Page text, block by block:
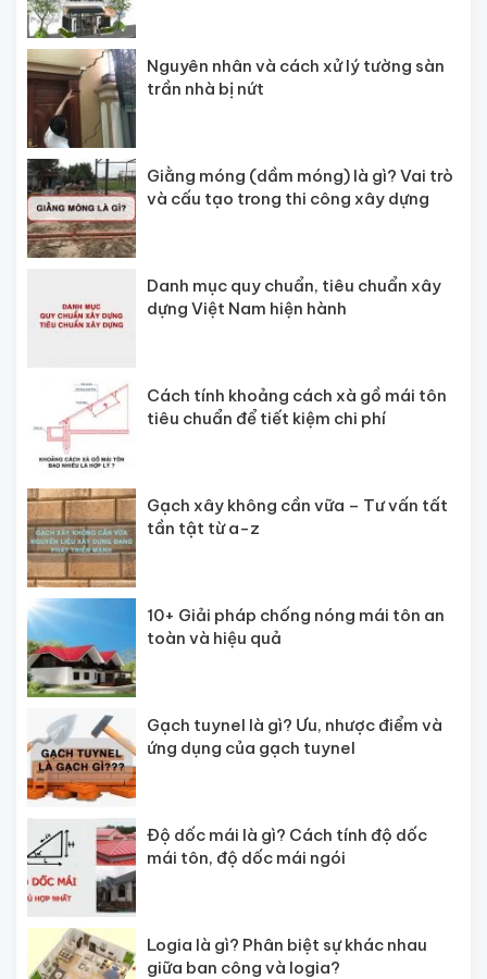
Nguyên nhân và cách xử lý tường sàn
trần nhà bị nứt
Giằng móng (dầm móng) là gì? Vai trò
và cấu tạo trong thi công xây dựng
Danh mục quy chuẩn, tiêu chuẩn xây
dựng Việt Nam hiện hành
Cách tính khoảng cách xà gồ mái tôn
tiêu chuẩn để tiết kiệm chi phí
Gạch xây không cần vữa – Tư vấn tất
tần tật từ a-z
10+ Giải pháp chống nóng mái tôn an
toàn và hiệu quả
Gạch tuynel là gì? Ưu, nhược điểm và
ứng dụng của gạch tuynel
Độ dốc mái là gì? Cách tính độ dốc
mái tôn, độ dốc mái ngói
Logia là gì? Phân biệt sự khác nhau
giữa ban công và logia?